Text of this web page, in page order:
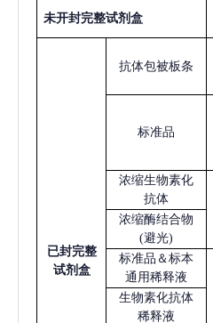
未开封完整试剂盒
已封完整
试剂盒
抗体包被板条
标准品
浓缩生物素化
抗体
浓缩酶结合物
(避光)
标准品＆标本
通用稀释液
生物素化抗体
稀释液